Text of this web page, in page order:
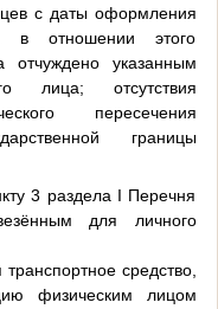
с даты оформления
в отношении этого
отчуждено указанным
лица; отсутствия
пересечения
границы
3 раздела I Перечня
для личного
средство,
физическим лицом